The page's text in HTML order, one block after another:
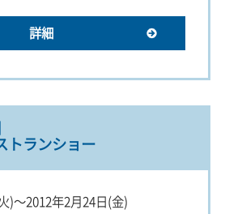
詳細
トランショー
)～2012年2月24日(金)